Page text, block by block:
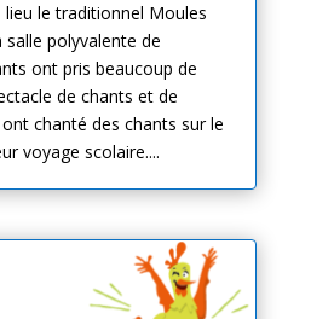
lieu le traditionnel Moules
salle polyvalente de
ont pris beaucoup de
de chants et de
chanté des chants sur le
voyage scolaire....